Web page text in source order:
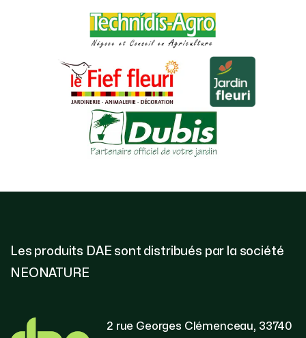
Les produits DAE sont distribués par la société
NEONATURE
2 rue Georges Clémenceau, 33740